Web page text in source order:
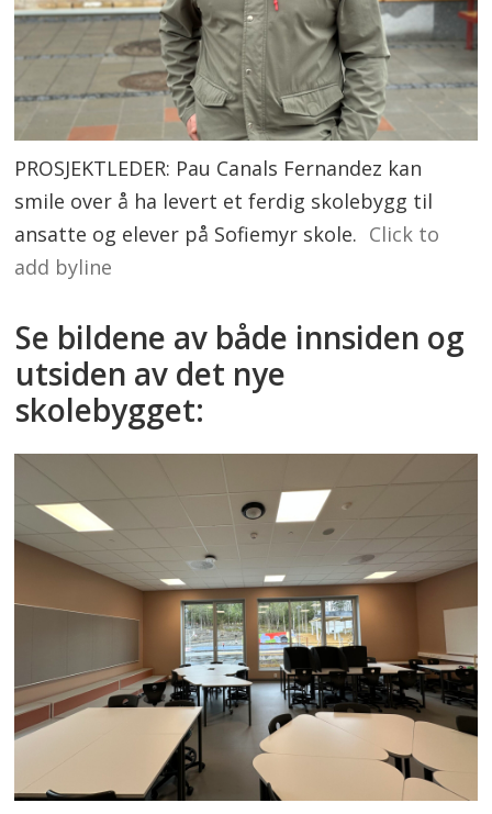
PROSJEKTLEDER: Pau Canals Fernandez kan
smile over å ha levert et ferdig skolebygg til
ansatte og elever på Sofiemyr skole. Click to
add byline
Se bildene av både innsiden og
utsiden av det nye
skolebygget: